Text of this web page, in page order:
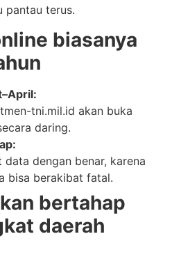
pantau terus.
biasanya
tni.mil.id akan buka
daring.
data dengan benar, karena
bisa berakibat fatal.
bertahap
daerah